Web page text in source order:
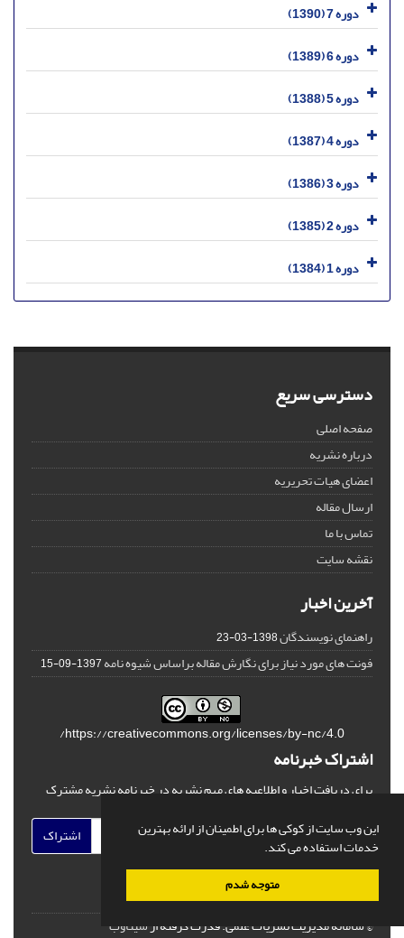
این وب سایت از کوکی ها برای اطمینان از ارائه بهترین
خدمات استفاده می کند.
متوجه شدم
دوره 7 (1390)
دوره 6 (1389)
دوره 5 (1388)
دوره 4 (1387)
دوره 3 (1386)
دوره 2 (1385)
دوره 1 (1384)
دسترسی سریع
صفحه اصلی
درباره نشریه
اعضای هیات تحریریه
ارسال مقاله
تماس با ما
نقشه سایت
آخرین اخبار
راهنمای نویسندگان1398-03-23
فونت های مورد نیاز برای نگارش مقاله براساس شیوه نامه1397-09-15
https://creativecommons.org/licenses/by-nc/4.0/
اشتراک خبرنامه
برای دریافت اخبار و اطلاعیه های مهم نشریه در خبرنامه نشریه مشترک
اشتراک
© سامانه مدیریت نشریات علمی.قدرت گرفته ازسیناوب